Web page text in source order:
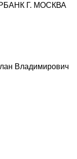
Г. МОСКВА
Владимирович